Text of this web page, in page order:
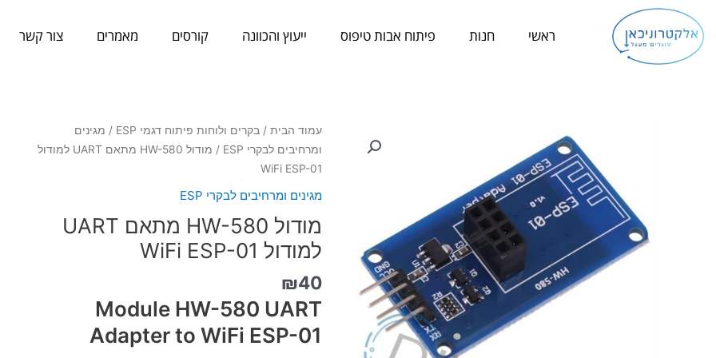
לתוכן
ראשי חנות פיתוח אבות טיפוס ייעוץ והכוונה קורסים מאמרים צור קשר
עמוד הבית/ בקרים ולוחות פיתוח דגמי ESP / מגינים
ומרחיבים לבקרי ESP
/ מודול HW-580 מתאם UART למודול
WiFi ESP-01
מגינים ומרחיבים לבקרי ESP
מודול HW-580 מתאם UART
למודול WiFi ESP-01
₪40
Module HW-580 UART
Adapter to WiFi ESP-01
כמות
של
מודול
מתאם
UART
למודול
WiFi
ESP-
01